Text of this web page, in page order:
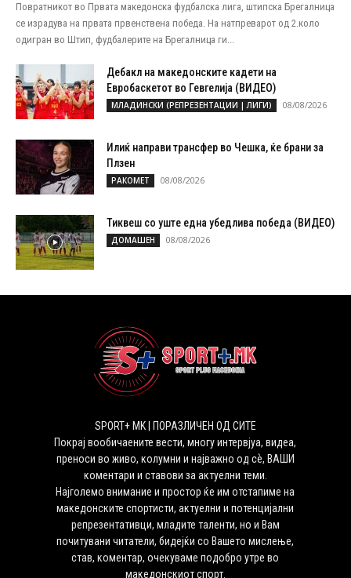
Повратникот во Првата македонска фудбалска лига, штипска Брегалница
се израдува на првата првенствена победа. На натпреварот од 2.коло
одигран во Штип, фудбалерите на Брегалница ги...
Дебакл на македонските кадети на
Евробаскетот во Гевгелија (ВИДЕО)
МЛАДИНСКИ (РЕПРЕЗЕНТАЦИИ | ЛИГИ) 08/08/2026
Илиќ направи трансфер во Чешка, ќе брани за
Плзен
РАКОМЕТ 08/08/2026
Тиквеш со уште една убедлива победа (ВИДЕО)
ДОМАШЕН 08/08/2026
SPORT+ MK | ПОРАЗЛИЧЕН ОД СИТЕ
Покрај вообичаените вести, многу интервјуа, видеа,
преноси во живо, колумни и најважно од сѐ, ВАШИ
коментари и ставови за актуелни теми.
Најголемо внимание и простор ќе им отстапиме на
македонските спортисти, актуелни и потенцијални
репрезентативци, младите таленти, но и Вам
почитувани читатели, бидејќи со Вашето мислење,
став, коментар, очекуваме подобро утре во
македонскиот спорт.